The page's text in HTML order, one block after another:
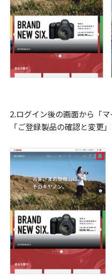
2.ログイン後の画面から「マ
「ご登録製品の確認と変更